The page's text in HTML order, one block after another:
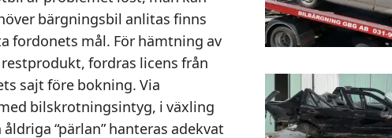
bärgningsbil anlitas finns
fordonets mål. För hämtning av
fordras licens från
sajt före bokning. Via
bilskrotningsintyg, i växling
“pärlan” hanteras adekvat